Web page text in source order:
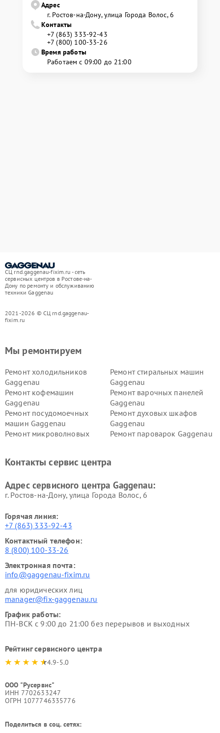
Адрес
г. Ростов-на-Дону, улица Города Волос, 6
Контакты
+7 (863) 333-92-43
+7 (800) 100-33-26
Время работы
Работаем с 09:00 до 21:00
СЦ rnd.gaggenau-fixim.ru - сеть
сервисных центров в Ростове-на-
Дону по ремонту и обслуживанию
техники Gaggenau
2021-2026 © СЦ rnd.gaggenau-
fixim.ru
Мы ремонтируем
Ремонт холодильников
Gaggenau
Ремонт стиральных машин
Gaggenau
Ремонт кофемашин
Gaggenau
Ремонт варочных панелей
Gaggenau
Ремонт посудомоечных
машин Gaggenau
Ремонт духовых шкафов
Gaggenau
Ремонт микроволновых
Ремонт пароварок Gaggenau
Контакты сервис центра
Адрес сервисного центра Gaggenau:
г. Ростов-на-Дону, улица Города Волос, 6
Горячая линия:
+7 (863) 333-92-43
Контактный телефон:
8 (800) 100-33-26
Электронная почта:
info@gaggenau-fixim.ru
для юридических лиц
manager@fix-gaggenau.ru
График работы:
ПН-ВСК с 9:00 до 21:00 без перерывов и выходных
Рейтинг сервисного центра
4.9-5.0
ООО "Русервис"
ИНН 7702633247
ОГРН 1077746335776
Поделиться в соц. сетях: